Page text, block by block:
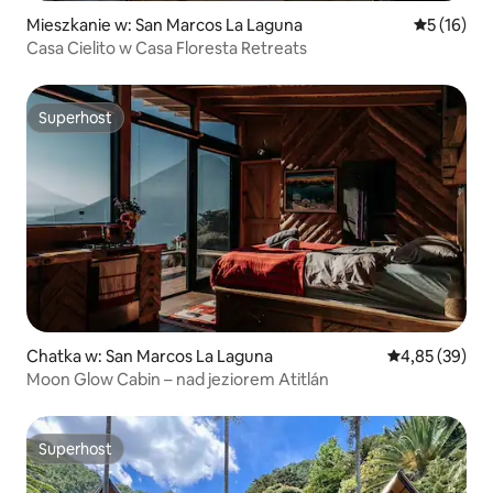
Mieszkanie w: San Marcos La Laguna Średnia
5 (16)
Casa Cielito w Casa Floresta Retreats
Superhost
Superhost
Chatka w: San Marcos La Laguna Średnia
4,85 (39)
Moon Glow Cabin – nad jeziorem Atitlán
Superhost
Superhost